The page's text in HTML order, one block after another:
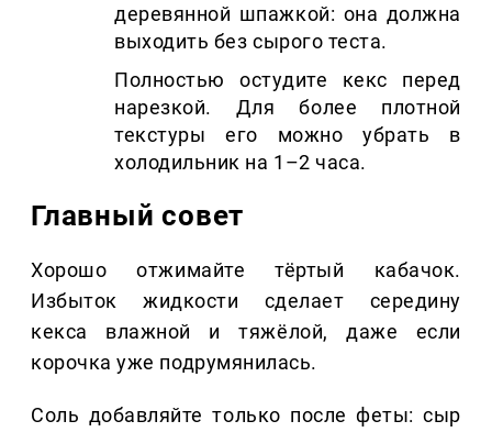
деревянной шпажкой: она должна
выходить без сырого теста.
Полностью остудите кекс перед
нарезкой. Для более плотной
текстуры его можно убрать в
холодильник на 1–2 часа.
Главный совет
Хорошо отжимайте тёртый кабачок.
Избыток жидкости сделает середину
кекса влажной и тяжёлой, даже если
корочка уже подрумянилась.
Соль добавляйте только после феты: сыр